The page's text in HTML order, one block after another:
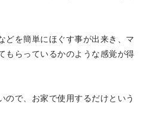
どを簡単にほぐす事が出来き、マ
もらっているかのような感覚が得
ので、お家で使用するだけという